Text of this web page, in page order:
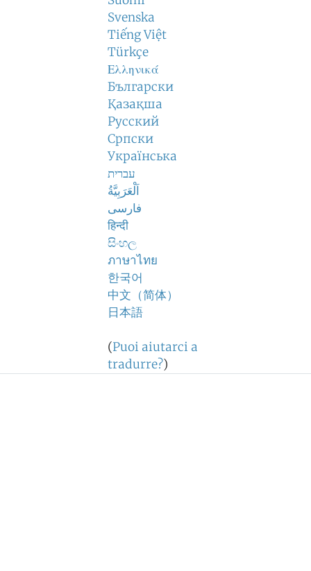
Svenska
Tiếng Việt
Türkçe
Ελληνικά
Български
Қазақша
Русский
Српски
Українська
עברית
اَلْعَرَبِيَّةُ
فارسی
हिन्दी
සිංහල
ภาษาไทย
한국어
中文（简体）
日本語
(Puoi aiutarci a
tradurre?)